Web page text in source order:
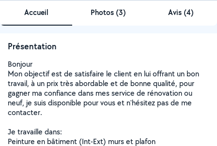
Accueil Photos (3) Avis (4)
Présentation
Bonjour
Mon objectif est de satisfaire le client en lui offrant un bon
travail, à un prix très abordable et de bonne qualité, pour
gagner ma confiance dans mes service de rénovation ou
neuf, je suis disponible pour vous et n'hésitez pas de me
contacter.
Je travaille dans:
Peinture en bâtiment (Int-Ext) murs et plafon